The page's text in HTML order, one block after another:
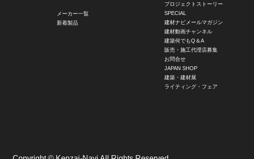
メーカー一覧
新着製品
プロジェクトストーリー
SPECIAL
建材ナビメールマガジン
建材動画チャンネル
建築何でもQ＆A
販売・施工代理店募集
お問合せ
JAPAN SHOP
建築・建材展
ライティング・フェア